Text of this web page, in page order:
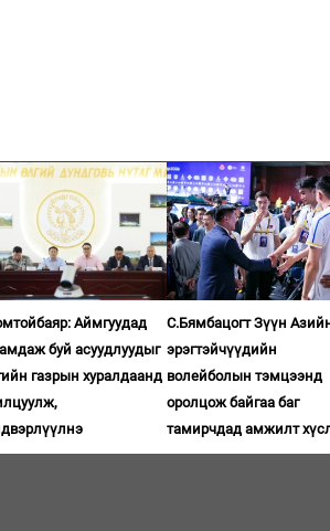
Аймгуудад
буй асуудлуудыг
газрын хуралдаанд
С.Бямбацогт Зүүн
эрэгтэйчүүдийн
волейболын тэмцээнд
оролцож байгаа баг
тамирчдад амжилт